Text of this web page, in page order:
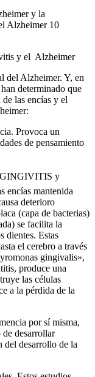
y la
Alzheimer 10
y el Alzheimer
del Alzheimer. Y, en
determinado que
las encías y el
Provoca un
de pensamiento
y
encías mantenida
deterioro
(capa de bacterias)
se facilita la
dientes. Estas
el cerebro a través
gingivalis»,
produce una
las células
a la pérdida de la
por sí misma,
de desarrollar
del desarrollo de la